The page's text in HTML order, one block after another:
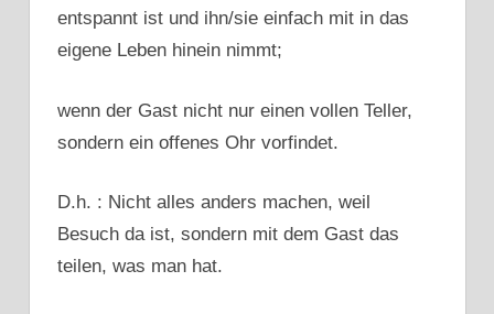
entspannt ist und ihn/sie einfach mit in das
eigene Leben hinein nimmt;
wenn der Gast nicht nur einen vollen Teller,
sondern ein offenes Ohr vorfindet.
D.h. : Nicht alles anders machen, weil
Besuch da ist, sondern mit dem Gast das
teilen, was man hat.